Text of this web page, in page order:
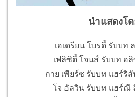
นำแสดงโ
เอเดรียน โบรดี้ รับบท
เฟลิซิตี้ โจนส์ รับบท อ
กาย เพียร์ซ รับบท แฮร์ริ
โจ อัลวิน รับบท แฮร์ณี